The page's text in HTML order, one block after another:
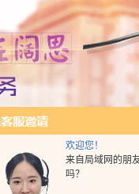
欢迎您！
来自局域网的朋
吗？